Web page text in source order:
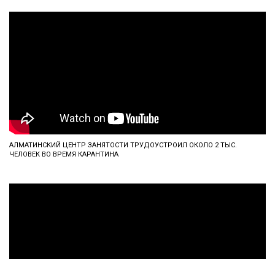
АЛМАТИНСКИЙ ЦЕНТР ЗАНЯТОСТИ ТРУДОУСТРОИЛ ОКОЛО 2 ТЫС.
ЧЕЛОВЕК ВО ВРЕМЯ КАРАНТИНА